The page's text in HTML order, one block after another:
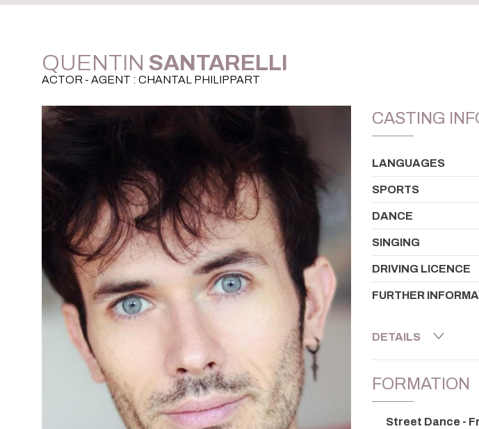
QUENTIN SANTARELLI
ACTOR - AGENT : CHANTAL PHILIPPART
CASTING
LANGUAGES
SPORTS
DANCE
SINGING
DRIVING LICENCE
FURTHER
DETAILS
FORMATION
Street Dance -